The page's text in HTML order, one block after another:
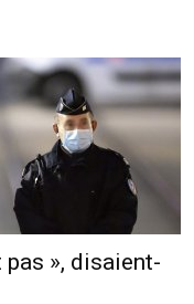
», disaient-